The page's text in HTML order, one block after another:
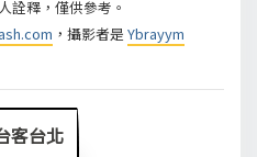
詮釋，僅供參考。
，攝影者是 Ybrayym
客台北